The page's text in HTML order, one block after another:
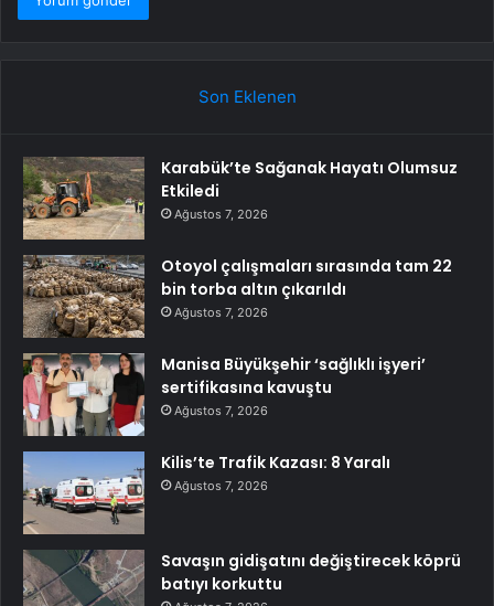
Son Eklenen
Karabük’te Sağanak Hayatı Olumsuz
Etkiledi
Ağustos 7, 2026
Otoyol çalışmaları sırasında tam 22
bin torba altın çıkarıldı
Ağustos 7, 2026
Manisa Büyükşehir ‘sağlıklı işyeri’
sertifikasına kavuştu
Ağustos 7, 2026
Kilis’te Trafik Kazası: 8 Yaralı
Ağustos 7, 2026
Savaşın gidişatını değiştirecek köprü
batıyı korkuttu